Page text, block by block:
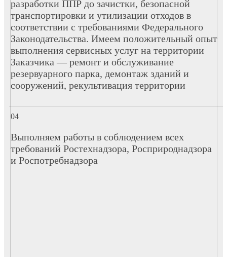
разработки ППР до зачистки, безопасной
транспортировки и утилизации отходов в
соответствии с требованиями Федерального
Законодательства. Имеем положительный опыт
выполнения сервисных услуг на территории
Заказчика — ремонт и обслуживание
резервуарного парка, демонтаж зданий и
сооружений, рекультивация территории
Выполняем работы в соблюдением всех
требований Ростехнадзора, Росприроднадзора
и Роспотребнадзора